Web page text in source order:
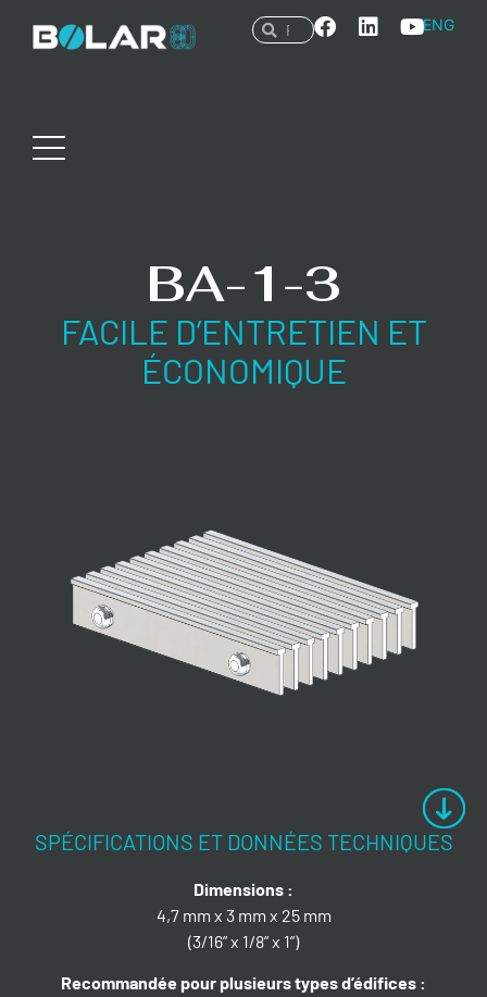
ENG
BA-1-3
FACILE D’ENTRETIEN ET
ÉCONOMIQUE
SPÉCIFICATIONS ET DONNÉES TECHNIQUES
Dimensions :
4,7 mm x 3 mm x 25 mm
(3/16” x 1/8” x 1”)
Recommandée pour plusieurs types d’édifices :